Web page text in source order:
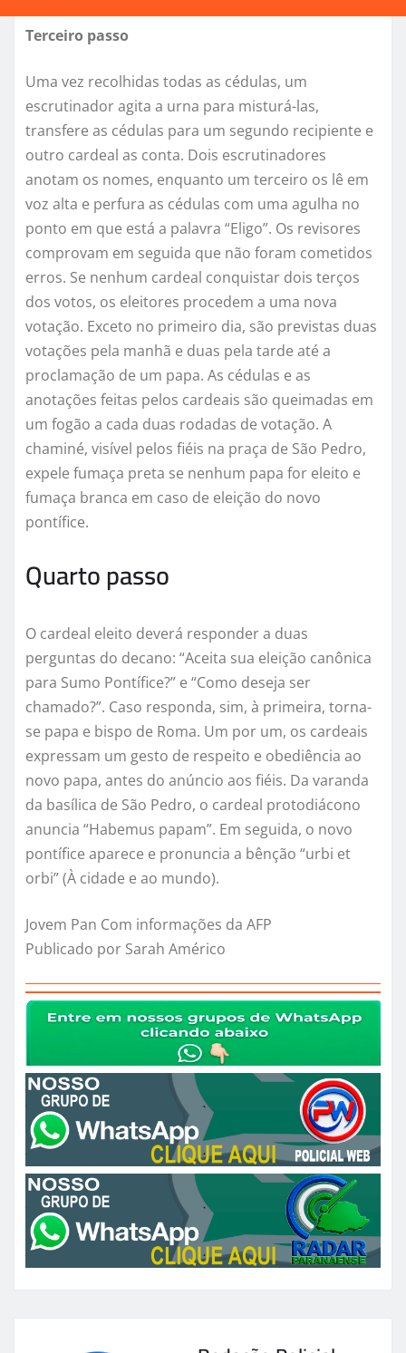
Terceiro passo
Uma vez recolhidas todas as cédulas, um
escrutinador agita a urna para misturá-las,
transfere as cédulas para um segundo recipiente e
outro cardeal as conta. Dois escrutinadores
anotam os nomes, enquanto um terceiro os lê em
voz alta e perfura as cédulas com uma agulha no
ponto em que está a palavra “Eligo”. Os revisores
comprovam em seguida que não foram cometidos
erros. Se nenhum cardeal conquistar dois terços
dos votos, os eleitores procedem a uma nova
votação. Exceto no primeiro dia, são previstas duas
votações pela manhã e duas pela tarde até a
proclamação de um papa. As cédulas e as
anotações feitas pelos cardeais são queimadas em
um fogão a cada duas rodadas de votação. A
chaminé, visível pelos fiéis na praça de São Pedro,
expele fumaça preta se nenhum papa for eleito e
fumaça branca em caso de eleição do novo
pontífice.
Quarto passo
O cardeal eleito deverá responder a duas
perguntas do decano: “Aceita sua eleição canônica
para Sumo Pontífice?” e “Como deseja ser
chamado?”. Caso responda, sim, à primeira, torna-
se papa e bispo de Roma. Um por um, os cardeais
expressam um gesto de respeito e obediência ao
novo papa, antes do anúncio aos fiéis. Da varanda
da basílica de São Pedro, o cardeal protodiácono
anuncia “Habemus papam”. Em seguida, o novo
pontífice aparece e pronuncia a bênção “urbi et
orbi” (À cidade e ao mundo).
Jovem Pan Com informações da AFP
Publicado por Sarah Américo